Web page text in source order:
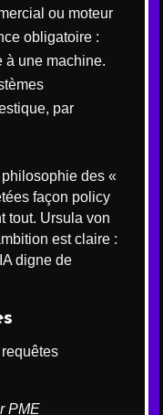
ou moteur
obligatoire :
à une machine.
par
des «
façon policy
tout. Ursula von
est claire :
digne de
PME